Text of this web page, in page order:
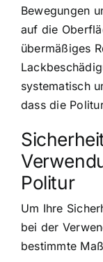
Bewegungen
auf die
übermäßiges
systematisch
dass die
Politur
Um Ihre
bei der
bestimmte